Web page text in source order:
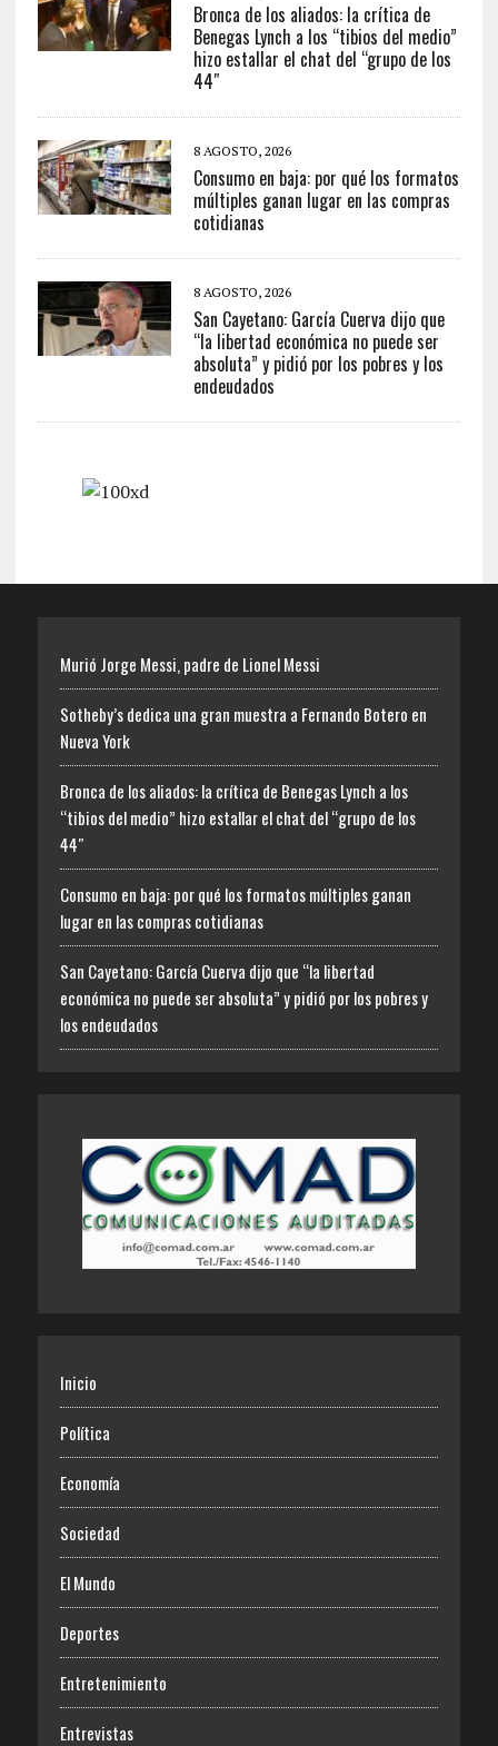
Bronca de los aliados: la crítica de
Benegas Lynch a los “tibios del medio”
hizo estallar el chat del “grupo de los
44″
8 AGOSTO, 2026
Consumo en baja: por qué los formatos
múltiples ganan lugar en las compras
cotidianas
8 AGOSTO, 2026
San Cayetano: García Cuerva dijo que
“la libertad económica no puede ser
absoluta” y pidió por los pobres y los
endeudados
Murió Jorge Messi, padre de Lionel Messi
Sotheby’s dedica una gran muestra a Fernando Botero en
Nueva York
Bronca de los aliados: la crítica de Benegas Lynch a los
“tibios del medio” hizo estallar el chat del “grupo de los
44″
Consumo en baja: por qué los formatos múltiples ganan
lugar en las compras cotidianas
San Cayetano: García Cuerva dijo que “la libertad
económica no puede ser absoluta” y pidió por los pobres y
los endeudados
Inicio
Política
Economía
Sociedad
El Mundo
Deportes
Entretenimiento
Entrevistas